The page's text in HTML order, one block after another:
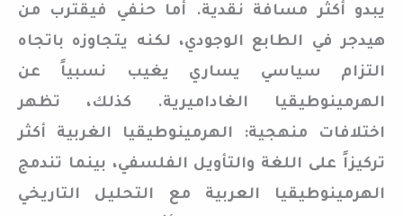
يبدو أكثر مسافة نقدية. أما حنفي فيقترب من
هيدجر في الطابع الوجودي، لكنه يتجاوزه باتجاه
التزام سياسي يساري يغيب نسبياً عن
الهرمينوطيقيا الغاداميرية. كذلك، تظهر
اختلافات منهجية: الهرمينوطيقيا الغربية أكثر
تركيزاً على اللغة والتأويل الفلسفي، بينما تندمج
الهرمينوطيقيا العربية مع التحليل التاريخي